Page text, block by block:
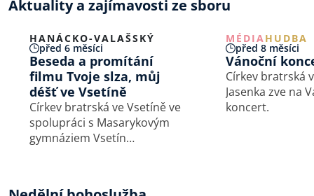
Aktuality a zajímavosti ze sboru
HANÁCKO-VALAŠSKÝ
před 6 měsíci
Beseda a promítání
filmu Tvoje slza, můj
déšť ve Vsetíně
Církev bratrská ve Vsetíně ve
spolupráci s Masarykovým
gymnáziem Vsetín
MÉDIAHUDBA
před 8 měsíci
Vánoční
Církev bratrská
Jasenka zve na
koncert.